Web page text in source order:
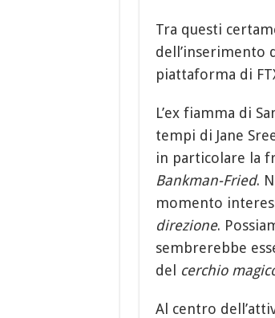
Tra questi
dell’inserimento
piattaforma di
L’ex fiamma di
tempi di Jane
in particolare la
Bankman-Fried.
momento
direzione.
sembrerebbe
del cerchio
Al centro